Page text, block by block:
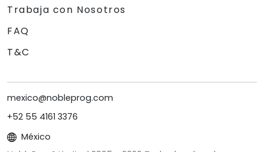
Trabaja con Nosotros
FAQ
T&C
mexico@nobleprog.com
+52 55 4161 3376
México